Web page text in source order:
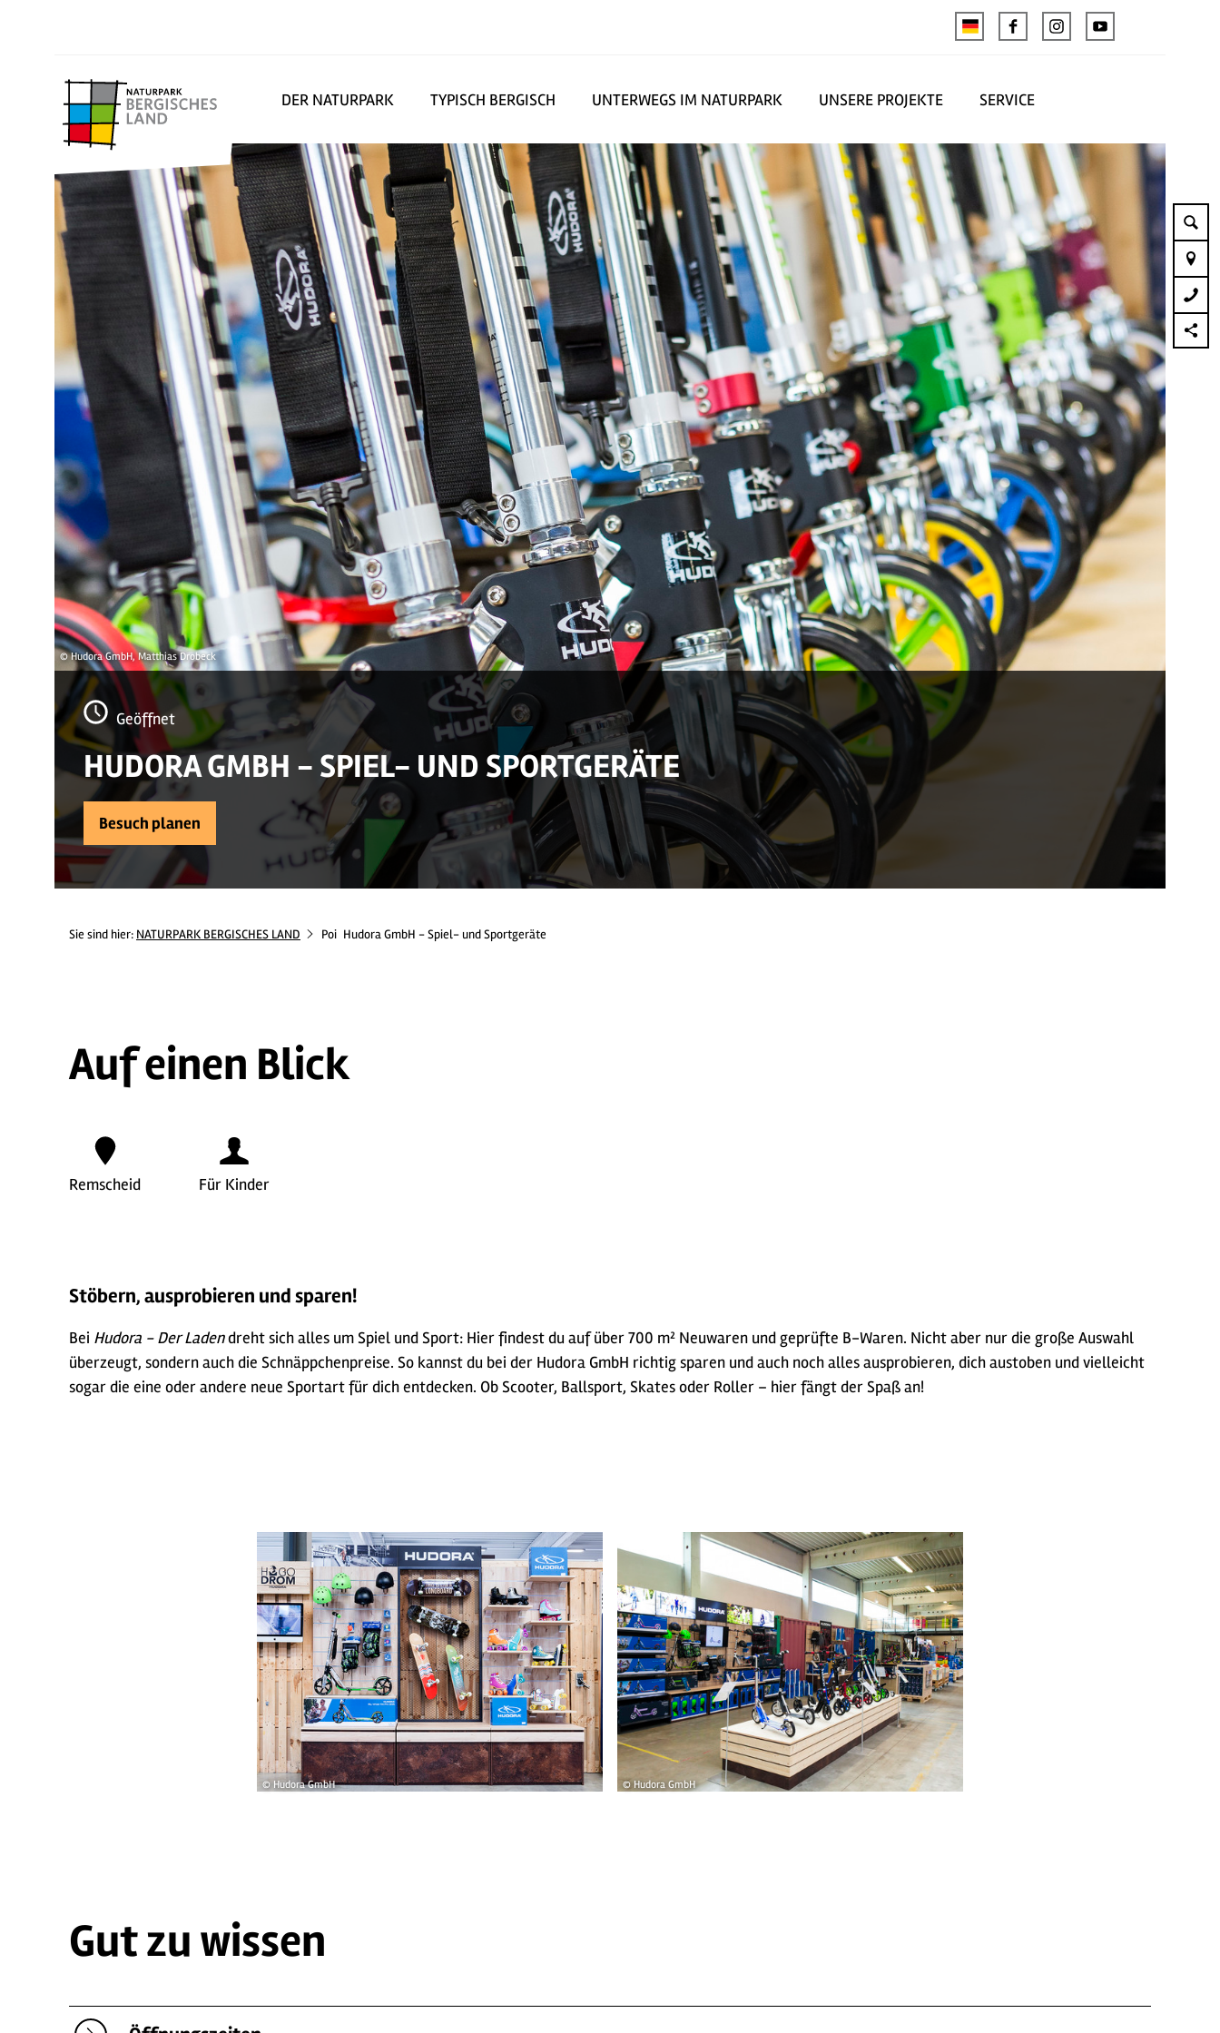
DER NATURPARK TYPISCH BERGISCH UNTERWEGS IM NATURPARK UNSERE PROJEKTE SERVICE
© Hudora GmbH, Matthias Drobeck
Geöffnet
HUDORA GMBH - SPIEL- UND SPORTGERÄTE
Besuch planen
Sie sind hier: NATURPARK BERGISCHES LAND Poi Hudora GmbH - Spiel- und Sportgeräte
Auf einen Blick
Remscheid Für Kinder
Stöbern, ausprobieren und sparen!
Bei Hudora - Der Ladendreht sich alles um Spiel und Sport: Hier findest du auf über 700 m² Neuwaren und geprüfte B-Waren. Nicht aber nur die große Auswahl
überzeugt, sondern auch die Schnäppchenpreise. So kannst du bei der Hudora GmbH richtig sparen und auch noch alles ausprobieren, dich austoben und vielleicht
sogar die eine oder andere neue Sportart für dich entdecken. Ob Scooter, Ballsport, Skates oder Roller – hier fängt der Spaß an!
© Hudora GmbH © Hudora GmbH
Gut zu wissen